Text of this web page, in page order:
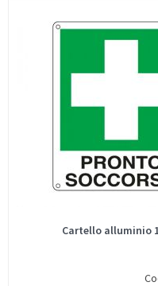
Cartello alluminio